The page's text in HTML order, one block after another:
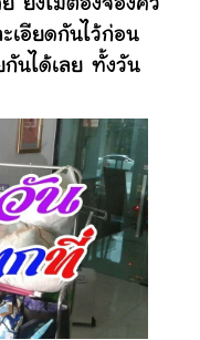
ยังไม่ต้องจองคิว
เอียดกันไว้ก่อน
นได้เลย ทั้งวัน